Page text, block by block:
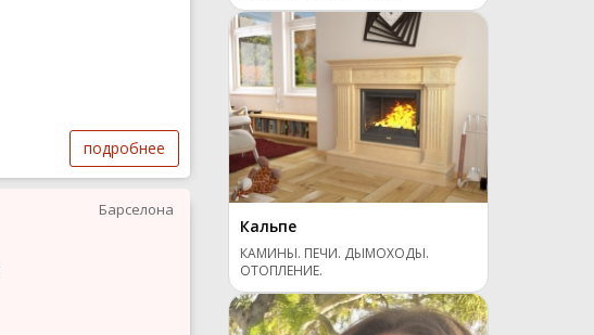
подробнее
Барселона
Кальпе
КАМИНЫ. ПЕЧИ. ДЫМОХОДЫ.
ОТОПЛЕНИЕ.